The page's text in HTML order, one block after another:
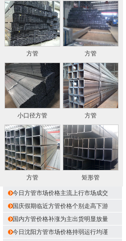
方管 方管
小口径方管 方管
方管 矩形管
今日方管市场价格主流上行市场成交
国庆假期临近方管价格个别走高下游
国内方管价格补涨为主出货明显放量
今日沈阳方管市场价格持弱运行均谨